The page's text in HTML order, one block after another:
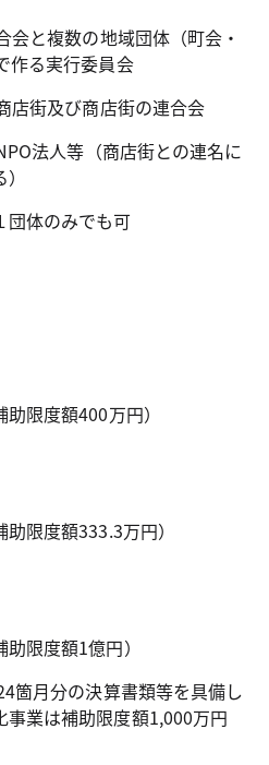
会と複数の地域団体（町会・
作る実行委員会
店街及び商店街の連合会
法人等（商店街との連名に
体のみでも可
限度額400万円）
限度額333.3万円）
限度額1億円）
箇月分の決算書類等を具備し
業は補助限度額1,000万円